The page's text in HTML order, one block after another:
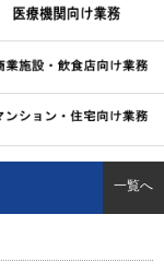
一覧へ